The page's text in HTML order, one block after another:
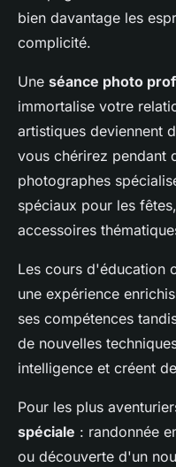
bien davantage les
complicité.
Une séance photo
immortalise votre
artistiques deviennent
vous chérirez pendant
photographes
spéciaux pour les
accessoires
Les cours d'éducation
une expérience
ses compétences
de nouvelles
intelligence et créent
Pour les plus
spéciale : randonnée
ou découverte d'un